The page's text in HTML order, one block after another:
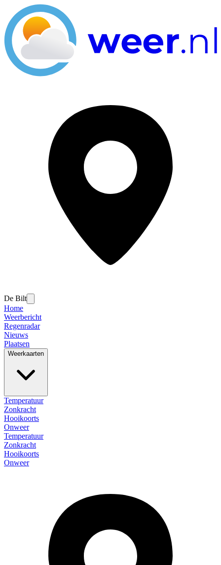
De Bilt
Home
Weerbericht
Regenradar
Nieuws
Plaatsen
Weerkaarten
Temperatuur
Zonkracht
Hooikoorts
Onweer
Temperatuur
Zonkracht
Hooikoorts
Onweer